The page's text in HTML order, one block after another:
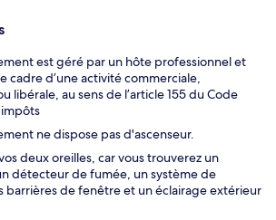
est géré par un hôte professionnel et
cadre d’une activité commerciale,
libérale, au sens de l’article 155 du Code
ne dispose pas d'ascenseur.
deux oreilles, car vous trouverez un
détecteur de fumée, un système de
barrières de fenêtre et un éclairage extérieur